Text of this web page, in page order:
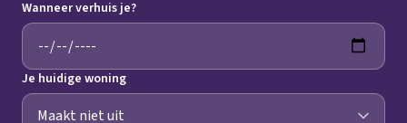
Wanneer verhuis je?
Je huidige woning